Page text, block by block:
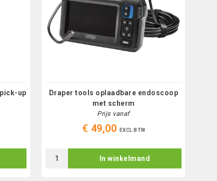
up
Draper tools oplaadbare endoscoop
met scherm
Prijs vanaf
€ 49,00 EXCL BTW
In winkelmand